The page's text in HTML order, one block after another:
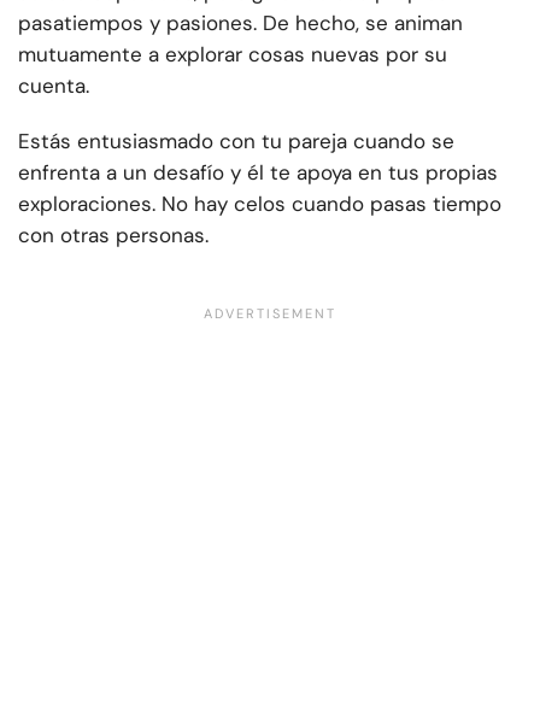
pasatiempos y pasiones. De hecho, se animan
mutuamente a explorar cosas nuevas por su
cuenta.
Estás entusiasmado con tu pareja cuando se
enfrenta a un desafío y él te apoya en tus propias
exploraciones. No hay celos cuando pasas tiempo
con otras personas.